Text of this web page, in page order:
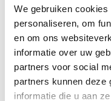
We gebruiken
personaliseren, om
en om ons
informatie over uw
partners voor social
partners kunnen deze
informatie die u aan
1360 kg
3500 kg
Draagvermogen